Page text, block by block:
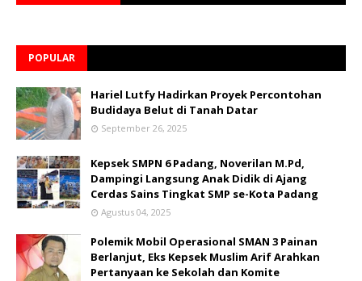
POPULAR
Hariel Lutfy Hadirkan Proyek Percontohan
Budidaya Belut di Tanah Datar
September 26, 2025
Kepsek SMPN 6 Padang, Noverilan M.Pd,
Dampingi Langsung Anak Didik di Ajang
Cerdas Sains Tingkat SMP se-Kota Padang
Agustus 04, 2025
Polemik Mobil Operasional SMAN 3 Painan
Berlanjut, Eks Kepsek Muslim Arif Arahkan
Pertanyaan ke Sekolah dan Komite